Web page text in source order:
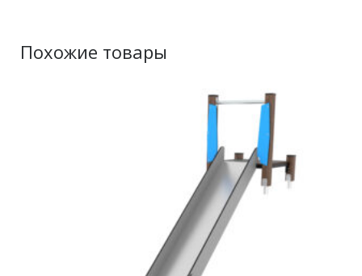
Похожие товары